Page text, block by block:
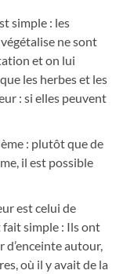
simple : les
ne sont
et on lui
les herbes et les
: si elles peuvent
: plutôt que de
il est possible
est celui de
fait simple : Ils ont
autour,
où il y avait de la